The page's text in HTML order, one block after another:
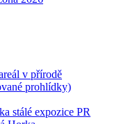
v přírodě
prohlídky)
stálé expozice PR